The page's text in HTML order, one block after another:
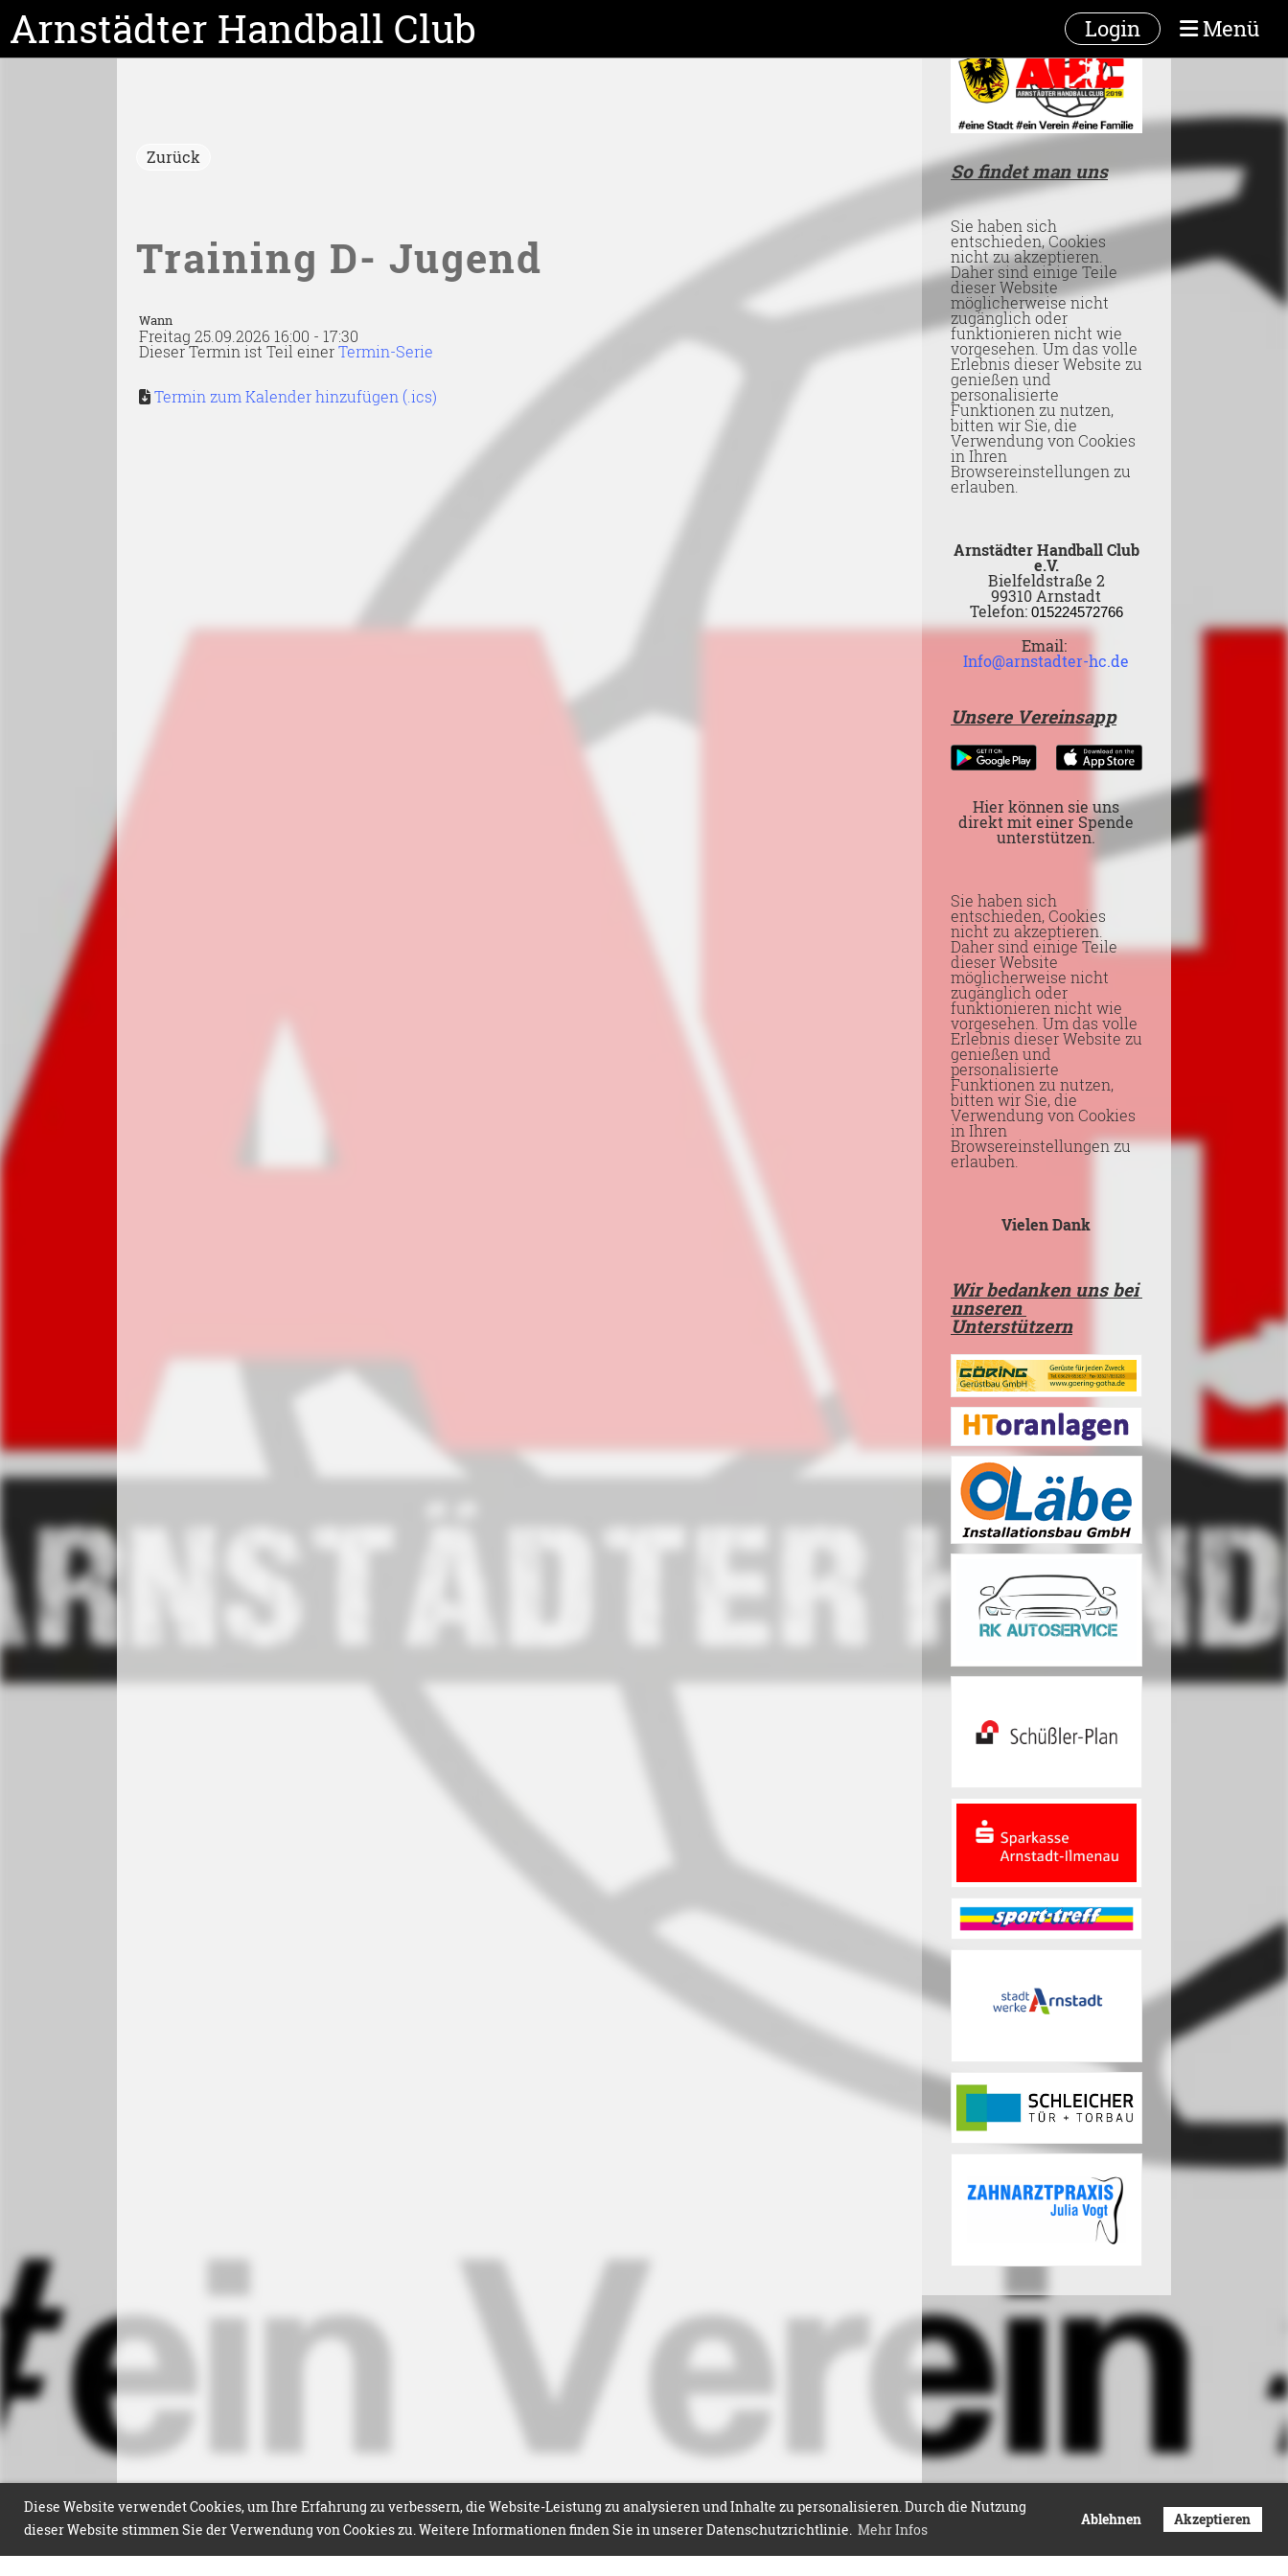
Diese Website verwendet Cookies, um Ihre Erfahrung zu verbessern, die Website-Leistung zu analysieren und Inhalte zu personalisieren. Durch die Nutzung
dieser Website stimmen Sie der Verwendung von Cookies zu. Weitere Informationen finden Sie in unserer Datenschutzrichtlinie. Mehr Infos
Ablehnen Akzeptieren
Arnstädter Handball Club Login Menü
Zurück
Training D- Jugend
Wann
Freitag 25.09.2026 16:00 - 17:30
Dieser Termin ist Teil einerTermin-Serie
Termin zum Kalender hinzufügen (.ics)
So findet man uns
Sie haben sich
entschieden, Cookies
nicht zu akzeptieren.
Daher sind einige Teile
dieser Website
möglicherweise nicht
zugänglich oder
funktionieren nicht wie
vorgesehen. Um das volle
Erlebnis dieser Website zu
genießen und
personalisierte
Funktionen zu nutzen,
bitten wir Sie, die
Verwendung von Cookies
in Ihren
Browsereinstellungen zu
erlauben.
Arnstädter Handball Club
e.V.
Bielfeldstraße 2
99310 Arnstadt
Telefon: 015224572766
Email:
Info@arnstadter-hc.de
Unsere Vereinsapp
Hier können sie uns
direkt mit einer Spende
unterstützen.
Sie haben sich
entschieden, Cookies
nicht zu akzeptieren.
Daher sind einige Teile
dieser Website
möglicherweise nicht
zugänglich oder
funktionieren nicht wie
vorgesehen. Um das volle
Erlebnis dieser Website zu
genießen und
personalisierte
Funktionen zu nutzen,
bitten wir Sie, die
Verwendung von Cookies
in Ihren
Browsereinstellungen zu
erlauben.
Vielen Dank
Wir bedanken uns bei
unseren
Unterstützern